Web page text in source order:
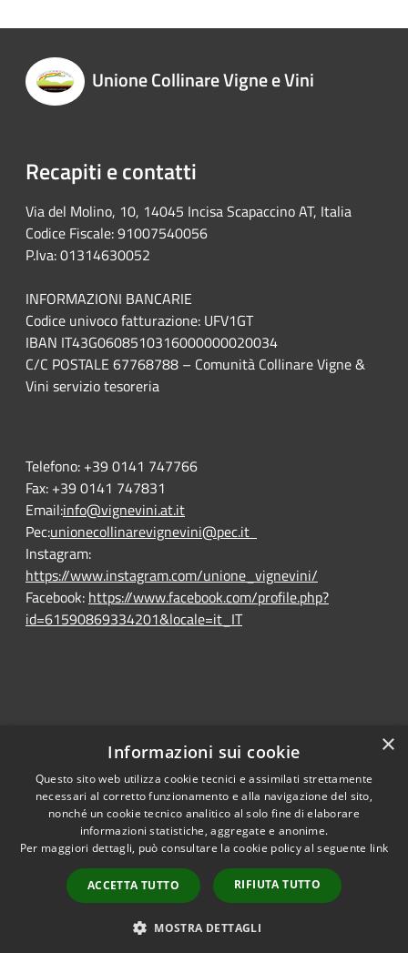
Unione Collinare Vigne e Vini
Recapiti e contatti
Via del Molino, 10, 14045 Incisa Scapaccino AT, Italia
Codice Fiscale: 91007540056
P.Iva: 01314630052
INFORMAZIONI BANCARIE
Codice univoco fatturazione: UFV1GT
IBAN IT43G0608510316000000020034
C/C POSTALE 67768788 – Comunità Collinare Vigne &
Vini servizio tesoreria
Telefono: +39 0141 747766
Fax: +39 0141 747831
Email:info@vignevini.at.it
Pec:unionecollinarevignevini@pec.it
Instagram:
https://www.instagram.com/unione_vignevini/
Facebook: https://www.facebook.com/profile.php?
id=61590869334201&locale=it_IT
RSS
Accessibility
Cookie
Sitemap
Dichiarazione di
Ente convenzionato
Astigov
Progetto|Convenzione|
Adesioni
•Accesso redazione
×
Informazioni sui cookie
Questo sito web utilizza cookie tecnici e assimilati strettamente
necessari al corretto funzionamento e alla navigazione del sito,
nonché un cookie tecnico analitico al solo fine di elaborare
informazioni statistiche, aggregate e anonime.
Per maggiori dettagli, può consultare la cookie policy al seguente link
ACCETTA TUTTO RIFIUTA TUTTO
MOSTRA DETTAGLI